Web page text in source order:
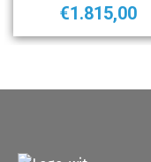
€1.815,00